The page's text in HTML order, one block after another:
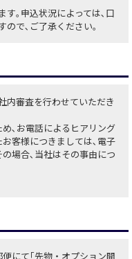
す｡申込状況によっては､口
ので､ご了承ください｡
内審査を行わせていただき
､お電話によるヒアリング
客様につきましては､電子
場合､当社はその事由につ
にて｢先物・オプション開